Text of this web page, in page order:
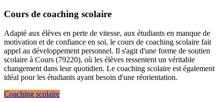
Cours de coaching scolaire
Adapté aux élèves en perte de vitesse, aux étudiants en manque de
motivation et de confiance en soi, le cours de coaching scolaire fait
appel au développement personnel. Il s'agit d'une forme de soutien
scolaire à Cours (79220), où les élèves ressentent un véritable
changement dans leur quotidien. Le coaching scolaire est également
idéal pour les étudiants ayant besoin d'une réorientation.
Coaching scolaire